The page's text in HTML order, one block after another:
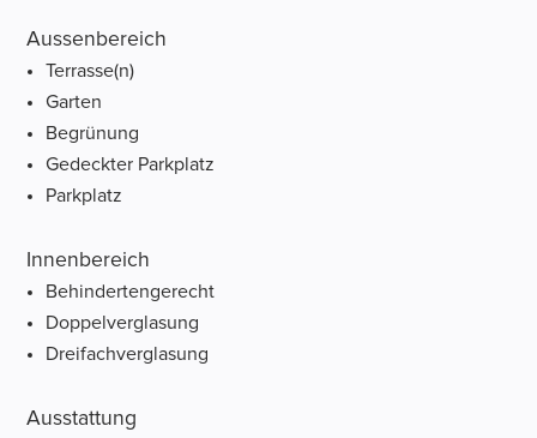
Aussenbereich
Terrasse(n)
Garten
Begrünung
Gedeckter Parkplatz
Parkplatz
Innenbereich
Behindertengerecht
Doppelverglasung
Dreifachverglasung
Ausstattung